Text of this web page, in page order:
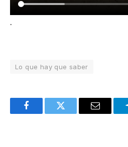
.
Lo que hay que saber
FacebookTwitter Email